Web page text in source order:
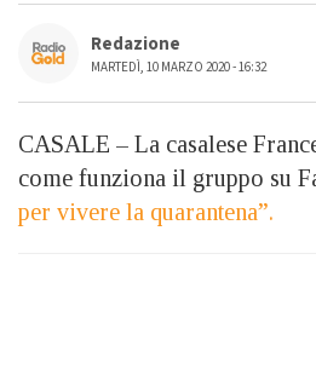
Redazione
MARTEDÌ, 10 MARZO 2020 - 16:32
CASALE – La casalese
come funziona il gruppo su
per vivere la quarantena”.